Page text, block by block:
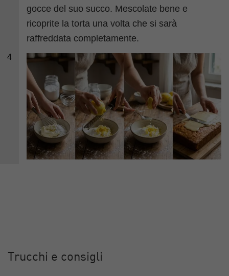
4
gocce del suo succo. Mescolate bene e
ricoprite la torta una volta che si sarà
raffreddata completamente.
Trucchi e consigli